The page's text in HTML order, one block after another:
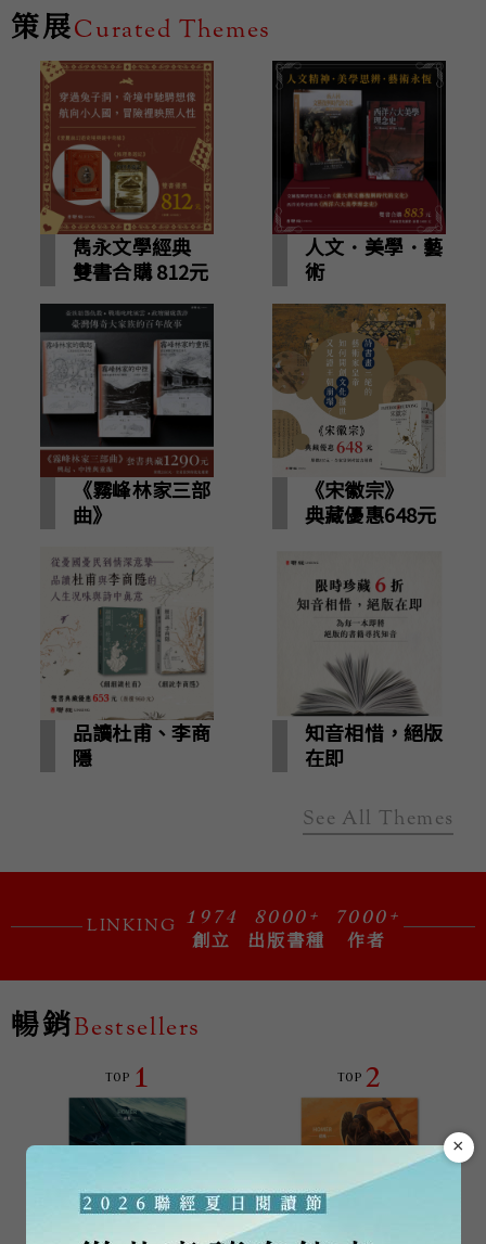
策展Curated Themes
雋永文學經典
雙書合購 812元
人文．美學．藝
術
《霧峰林家三部
曲》
元
《宋徽宗》
典藏優惠648元
品讀杜甫、李商
隱
知音相惜，絕版
在即
See All Themes
LINKING
1974
創立
8000+
出版書種
7000+
作者
暢銷Bestsellers
TOP 1 TOP 2
×